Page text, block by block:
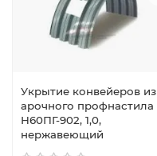
Укрытие конвейеров из
арочного профнастила
Н60ПГ-902, 1,0,
нержавеющий